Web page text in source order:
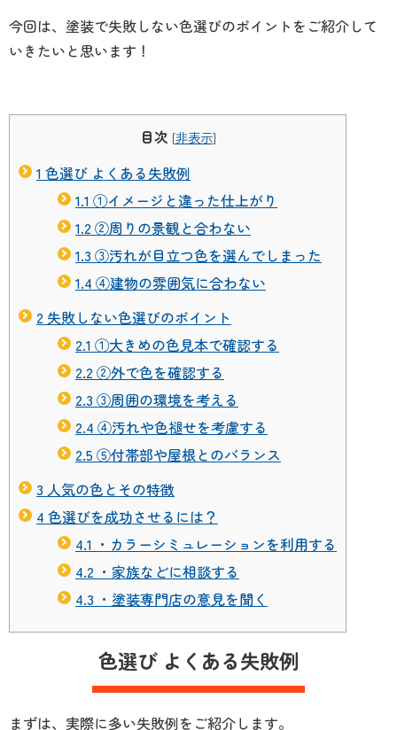
今回は、塗装で失敗しない色選びのポイントをご紹介して
いきたいと思います！
目次 [非表示]
1 色選び よくある失敗例
1.1 ①イメージと違った仕上がり
1.2 ②周りの景観と合わない
1.3 ③汚れが目立つ色を選んでしまった
1.4 ④建物の雰囲気に合わない
2 失敗しない色選びのポイント
2.1 ①大きめの色見本で確認する
2.2 ②外で色を確認する
2.3 ③周囲の環境を考える
2.4 ④汚れや色褪せを考慮する
2.5 ⑤付帯部や屋根とのバランス
3 人気の色とその特徴
4 色選びを成功させるには？
4.1 ・カラーシミュレーションを利用する
4.2 ・家族などに相談する
4.3 ・塗装専門店の意見を聞く
色選び よくある失敗例
まずは、実際に多い失敗例をご紹介します。